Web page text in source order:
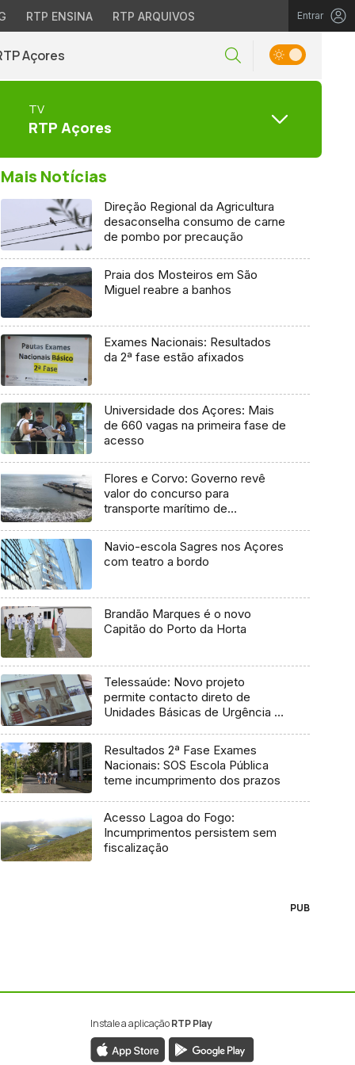
RTP ENSINA RTP ARQUIVOS Entrar
Açores
TV
RTP Açores
Mais Notícias
Direção Regional da Agricultura
desaconselha consumo de carne
de pombo por precaução
Praia dos Mosteiros em São
Miguel reabre a banhos
Exames Nacionais: Resultados
da 2ª fase estão afixados
Universidade dos Açores: Mais
de 660 vagas na primeira fase de
acesso
Flores e Corvo: Governo revê
valor do concurso para
transporte marítimo de
Navio-escola Sagres nos Açores
com teatro a bordo
Brandão Marques é o novo
Capitão do Porto da Horta
Telessaúde: Novo projeto
permite contacto direto de
Unidades Básicas de Urgência e
Resultados 2ª Fase Exames
Nacionais: SOS Escola Pública
teme incumprimento dos prazos
Acesso Lagoa do Fogo:
Incumprimentos persistem sem
fiscalização
PUB
Instale a aplicaçãoRTP Play